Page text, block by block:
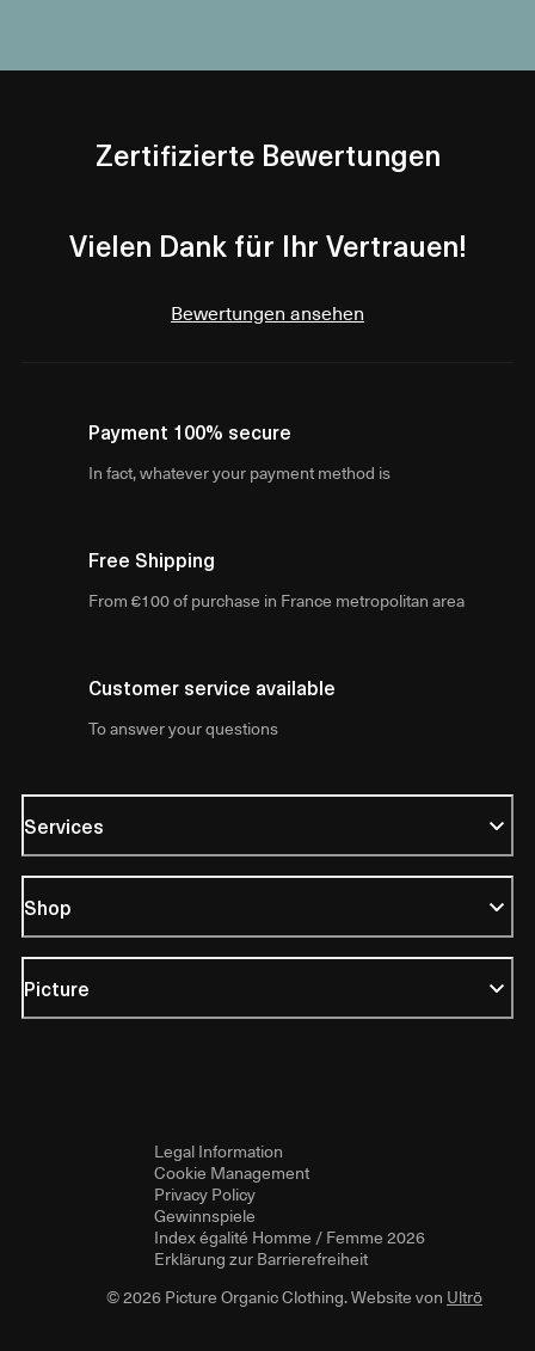
Zertifizierte Bewertungen
Vielen Dank für Ihr Vertrauen!
Bewertungen ansehen
Payment 100% secure
In fact, whatever your payment method is
Free Shipping
From €100 of purchase in France metropolitan area
Customer service available
To answer your questions
Services
Shop
Picture
Legal Information
Cookie Management
Privacy Policy
Gewinnspiele
Index égalité Homme / Femme 2026
Erklärung zur Barrierefreiheit
© 2026 Picture Organic Clothing. Website von Ultrō